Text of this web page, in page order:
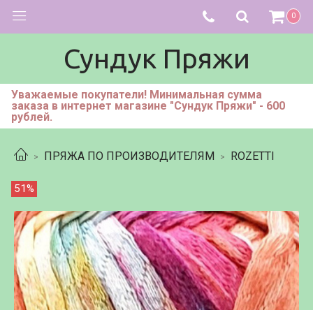
0
Сундук Пряжи
Уважаемые покупатели! Минимальная сумма
заказа в интернет магазине "Сундук Пряжи" - 600
рублей.
ПРЯЖА ПО ПРОИЗВОДИТЕЛЯМ ROZETTI
51%